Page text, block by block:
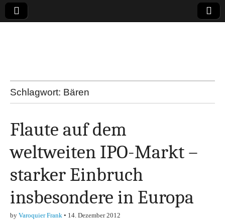
den Themen
Finanzen,
Marketing-, Vertrieb-
& Investment-Tipps
Schlagwort: Bären
Flaute auf dem
weltweiten IPO-Markt –
starker Einbruch
insbesondere in Europa
by Varoquier Frank • 14. Dezember 2012